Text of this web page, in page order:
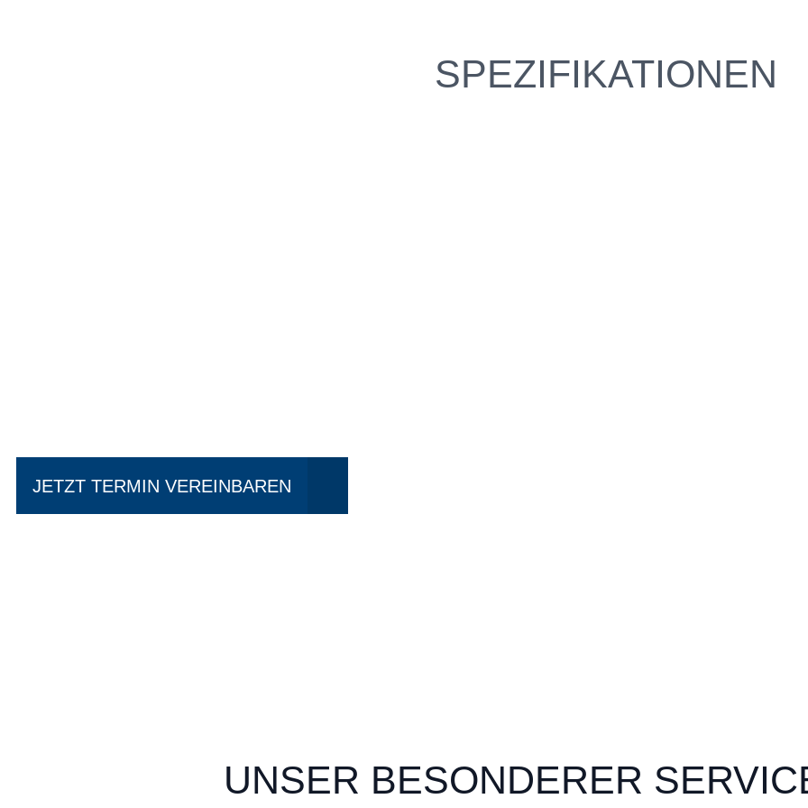
SPEZIFIKATIONEN
JETZT TERMIN VEREINBAREN
UNSER BESONDERER